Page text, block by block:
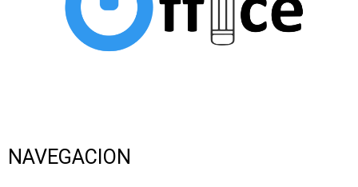
NAVEGACION